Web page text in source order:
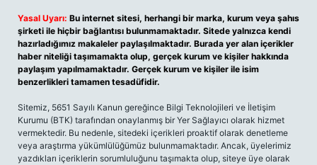
Yasal Uyarı: Bu internet sitesi, herhangi bir marka, kurum veya şahıs
şirketi ile hiçbir bağlantısı bulunmamaktadır. Sitede yalnızca kendi
hazırladığımız makaleler paylaşılmaktadır. Burada yer alan içerikler
haber niteliği taşımamakta olup, gerçek kurum ve kişiler hakkında
paylaşım yapılmamaktadır. Gerçek kurum ve kişiler ile isim
benzerlikleri tamamen tesadüfidir.
Sitemiz, 5651 Sayılı Kanun gereğince Bilgi Teknolojileri ve İletişim
Kurumu (BTK) tarafından onaylanmış bir Yer Sağlayıcı olarak hizmet
vermektedir. Bu nedenle, sitedeki içerikleri proaktif olarak denetleme
veya araştırma yükümlülüğümüz bulunmamaktadır. Ancak, üyelerimiz
yazdıkları içeriklerin sorumluluğunu taşımakta olup, siteye üye olarak